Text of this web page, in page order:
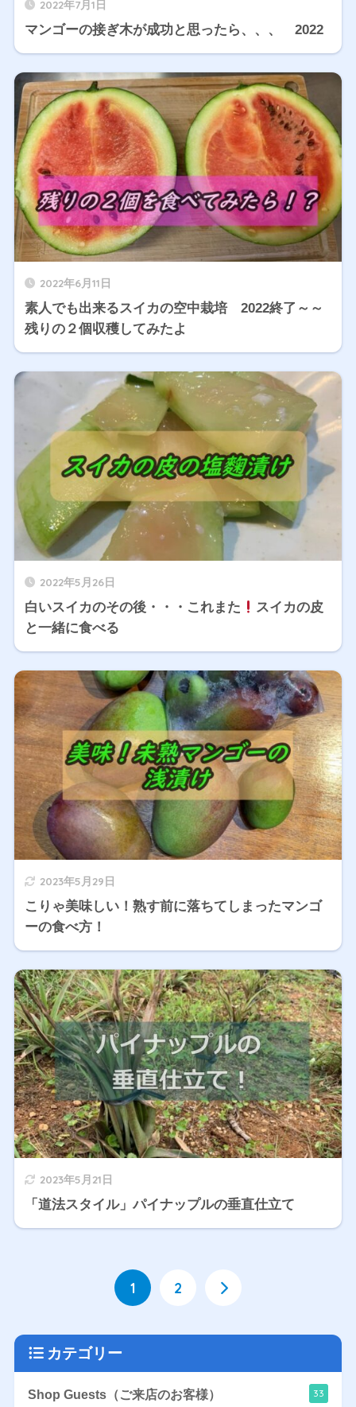
2022年7月1日
マンゴーの接ぎ木が成功と思ったら、、、 2022
2022年6月11日
素人でも出来るスイカの空中栽培 2022終了～～
残りの２個収穫してみたよ
2022年5月26日
白いスイカのその後・・・これまた
スイカの皮
と一緒に食べる
2023年5月29日
こりゃ美味しい！熟す前に落ちてしまったマンゴ
ーの食べ方！
2023年5月21日
「道法スタイル」パイナップルの垂直仕立て
1 2
カテゴリー
Shop Guests（ご来店のお客様） 33